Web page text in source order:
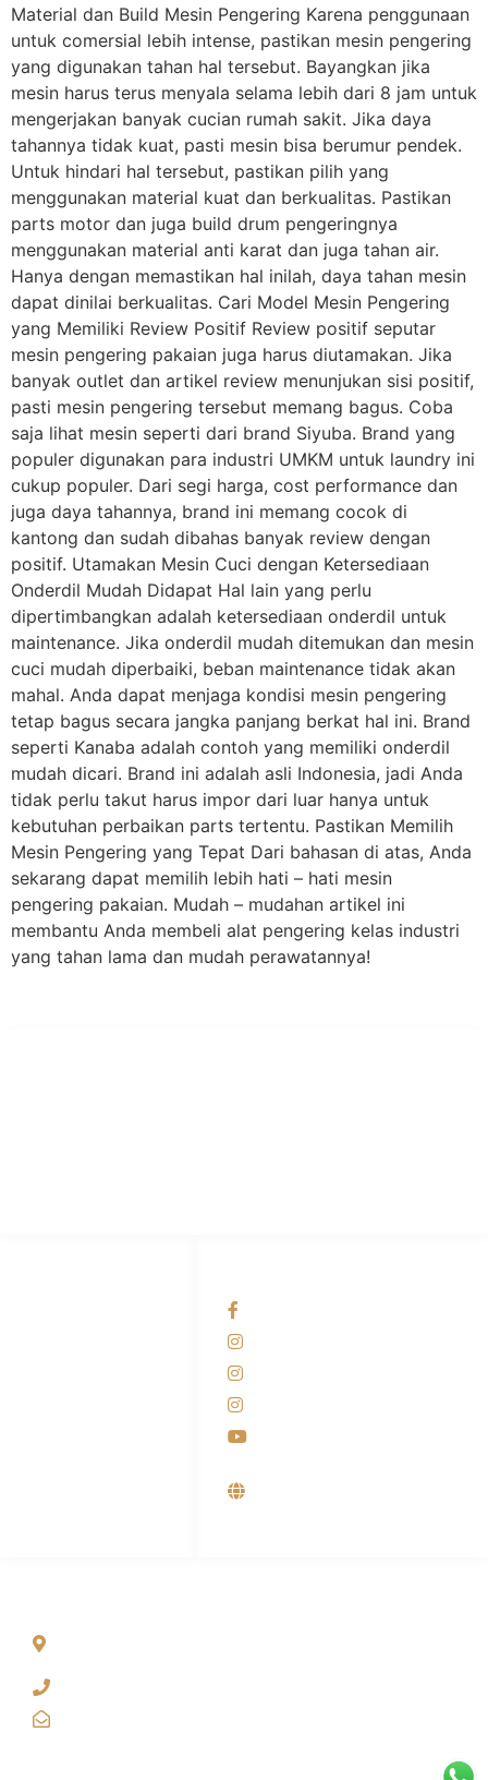
Material dan Build Mesin Pengering Karena penggunaan
untuk comersial lebih intense, pastikan mesin pengering
yang digunakan tahan hal tersebut. Bayangkan jika
mesin harus terus menyala selama lebih dari 8 jam untuk
mengerjakan banyak cucian rumah sakit. Jika daya
tahannya tidak kuat, pasti mesin bisa berumur pendek.
Untuk hindari hal tersebut, pastikan pilih yang
menggunakan material kuat dan berkualitas. Pastikan
parts motor dan juga build drum pengeringnya
menggunakan material anti karat dan juga tahan air.
Hanya dengan memastikan hal inilah, daya tahan mesin
dapat dinilai berkualitas. Cari Model Mesin Pengering
yang Memiliki Review Positif Review positif seputar
mesin pengering pakaian juga harus diutamakan. Jika
banyak outlet dan artikel review menunjukan sisi positif,
pasti mesin pengering tersebut memang bagus. Coba
saja lihat mesin seperti dari brand Siyuba. Brand yang
populer digunakan para industri UMKM untuk laundry ini
cukup populer. Dari segi harga, cost performance dan
juga daya tahannya, brand ini memang cocok di
kantong dan sudah dibahas banyak review dengan
positif. Utamakan Mesin Cuci dengan Ketersediaan
Onderdil Mudah Didapat Hal lain yang perlu
dipertimbangkan adalah ketersediaan onderdil untuk
maintenance. Jika onderdil mudah ditemukan dan mesin
cuci mudah diperbaiki, beban maintenance tidak akan
mahal. Anda dapat menjaga kondisi mesin pengering
tetap bagus secara jangka panjang berkat hal ini. Brand
seperti Kanaba adalah contoh yang memiliki onderdil
mudah dicari. Brand ini adalah asli Indonesia, jadi Anda
tidak perlu takut harus impor dari luar hanya untuk
kebutuhan perbaikan parts tertentu. Pastikan Memilih
Mesin Pengering yang Tepat Dari bahasan di atas, Anda
sekarang dapat memilih lebih hati – hati mesin
pengering pakaian. Mudah – mudahan artikel ini
membantu Anda membeli alat pengering kelas industri
yang tahan lama dan mudah perawatannya!